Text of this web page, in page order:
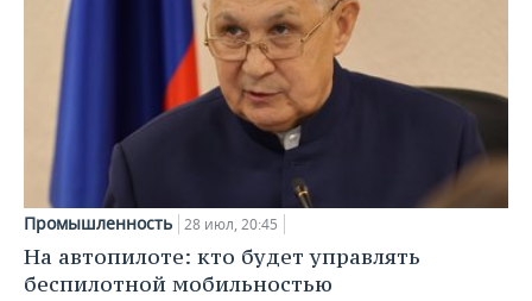
Промышленность 28 июл, 20:45
На автопилоте: кто будет управлять
беспилотной мобильностью